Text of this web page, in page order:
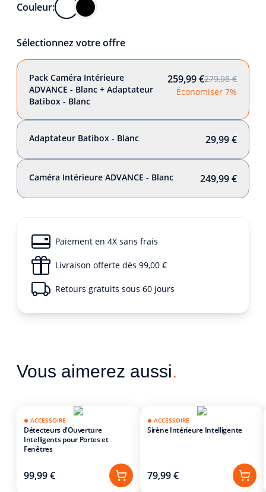
Couleur:
Sélectionnez votre offre
Pack Caméra Intérieure
ADVANCE - Blanc + Adaptateur
Batibox - Blanc
259,99 €279,98 €
Économiser 7%
Adaptateur Batibox - Blanc 29,99 €
Caméra Intérieure ADVANCE - Blanc 249,99 €
Paiement en 4X sans frais
Livraison offerte dès 99,00 €
Retours gratuits sous 60 jours
Vous aimerez aussi.
ACCESSOIRE
Détecteurs d'Ouverture
Intelligents pour Portes et
Fenêtres
99,99 €
ACCESSOIRE
Sirène Intérieure Intelligente
79,99 €